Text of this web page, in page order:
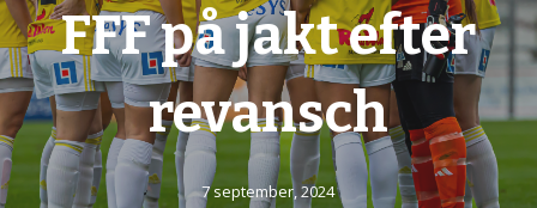
FFF på jakt efter
revansch
7 september, 2024